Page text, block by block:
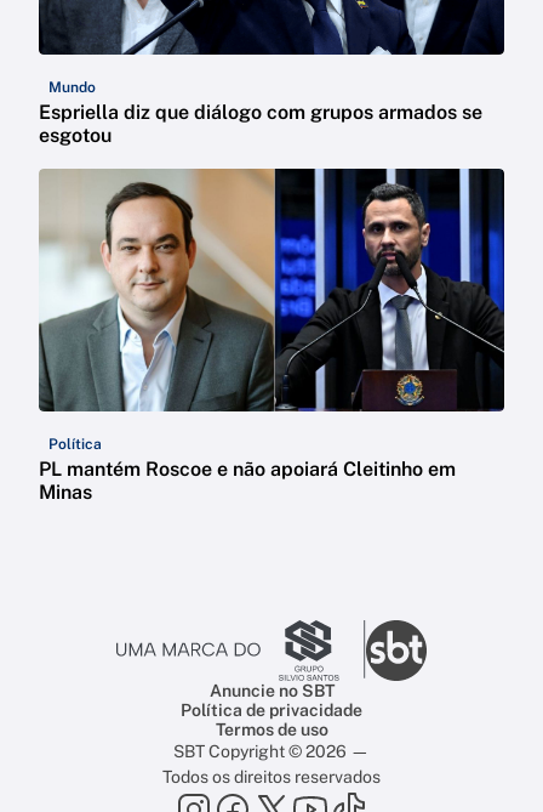
Mundo
Espriella diz que diálogo com grupos armados se
esgotou
Política
PL mantém Roscoe e não apoiará Cleitinho em
Minas
Anuncie no SBT
Política de privacidade
Termos de uso
SBT Copyright © 2026 —
Todos os direitos reservados